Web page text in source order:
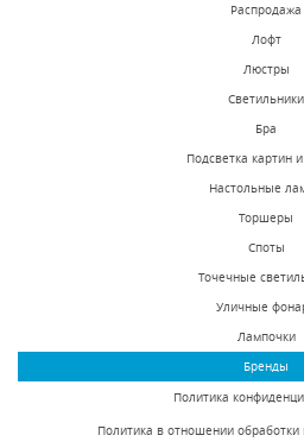
Распродажа
Лофт
Люстры
Светильники
Бра
Подсветка картин
Настольные
Торшеры
Споты
Точечные
Уличные
Лампочки
Бренды
Политика
Политика в отношении